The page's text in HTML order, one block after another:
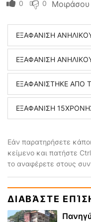
0 0 Μοιράσου
ΕΞΑΦΑΝΙΣΗ
ΕΞΑΦΑΝΙΣΗ
ΕΞΑΦΑΝΙΣΤΗΚΕ ΑΠΟ
ΕΞΑΦΑΝΙΣΗ
Εάν παρατηρήσετε
κείμενο και πατήστε
το αναφέρετε στους
ΔΙΑΒΆΣΤΕ